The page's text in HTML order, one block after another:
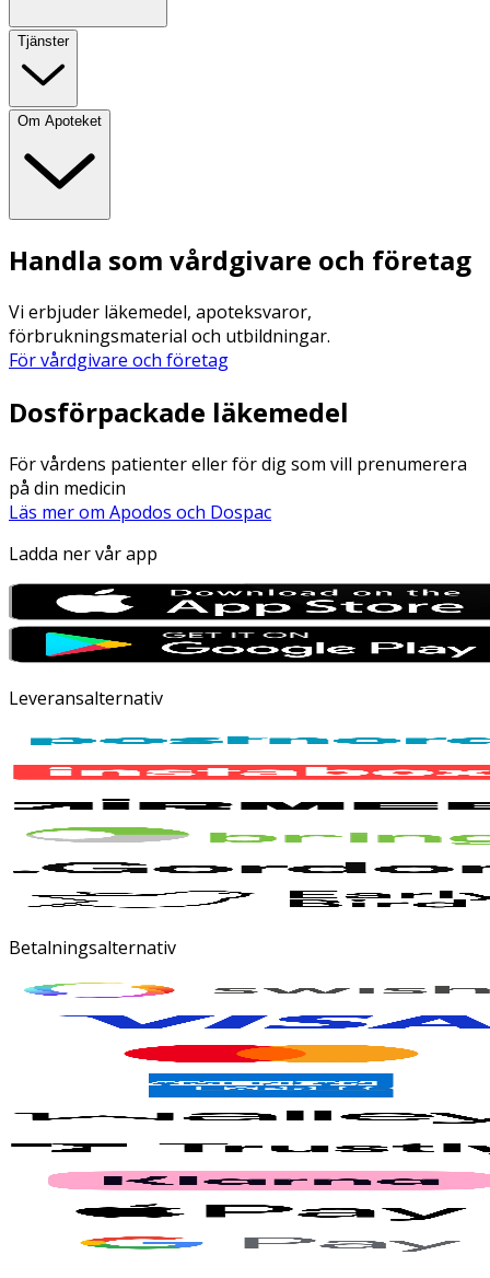
Tjänster
Om Apoteket
Handla som vårdgivare och företag
Vi erbjuder läkemedel, apoteksvaror,
förbrukningsmaterial och utbildningar.
För vårdgivare och företag
Dosförpackade läkemedel
För vårdens patienter eller för dig som vill prenumerera
på din medicin
Läs mer om Apodos och Dospac
Ladda ner vår app
Leveransalternativ
Betalningsalternativ